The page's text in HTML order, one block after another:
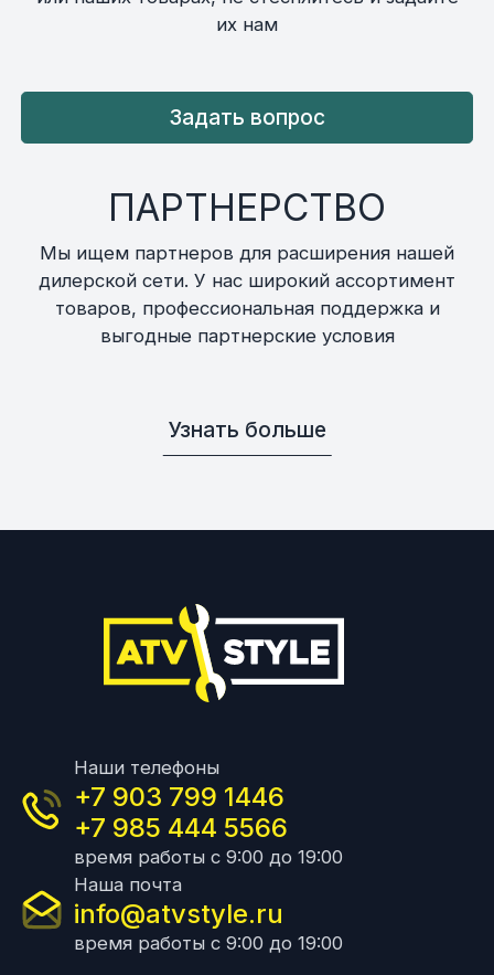
их нам
Задать вопрос
ПАРТНЕРСТВО
Мы ищем партнеров для расширения нашей
дилерской сети. У нас широкий ассортимент
товаров, профессиональная поддержка и
выгодные партнерские условия
Узнать больше
Наши телефоны
+7 903 799 1446
+7 985 444 5566
время работы с 9:00 до 19:00
Наша почта
info@atvstyle.ru
время работы с 9:00 до 19:00